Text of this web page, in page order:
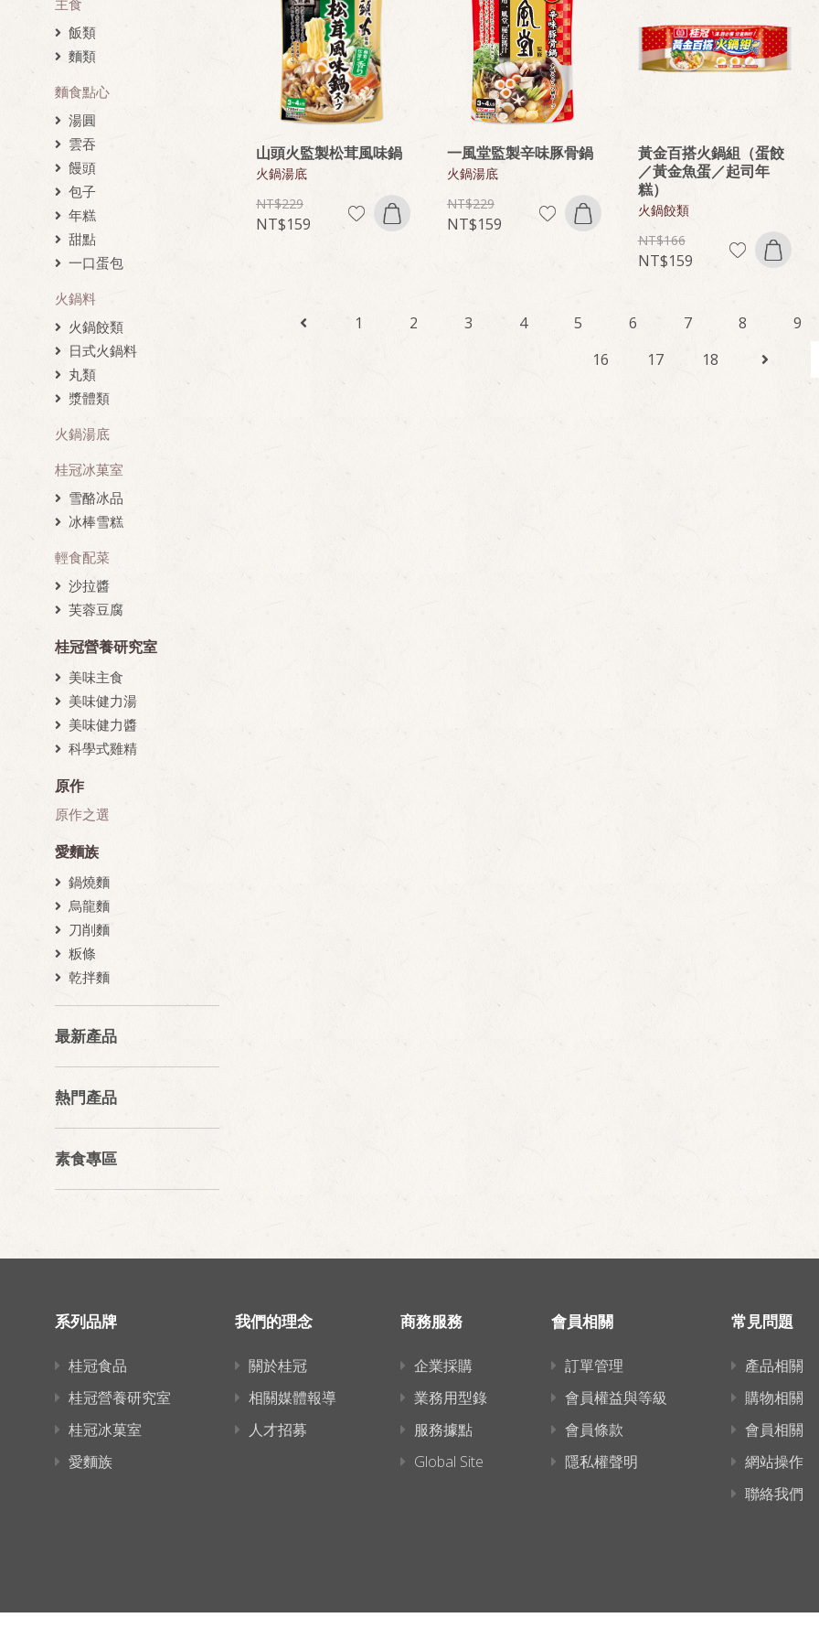
主食
飯類
麵類
麵食點心
湯圓
雲吞
饅頭
包子
年糕
甜點
一口蛋包
火鍋料
火鍋餃類
日式火鍋料
丸類
漿體類
火鍋湯底
桂冠冰菓室
雪酪冰品
冰棒雪糕
輕食配菜
沙拉醬
芙蓉豆腐
桂冠營養研究室
美味主食
美味健力湯
美味健力醬
科學式雞精
原作
原作之選
愛麵族
鍋燒麵
烏龍麵
刀削麵
粄條
乾拌麵
最新產品
熱門產品
素食專區
山頭火監製松茸風味鍋
火鍋湯底
229
159
一風堂監製辛味豚骨鍋
火鍋湯底
229
159
黃金百搭火鍋組（蛋餃
／黃金魚蛋／起司年
糕）
火鍋餃類
166
159
1 2 3 4 5 6 7 8
9
16
17 18
系列品牌
桂冠食品
桂冠營養研究室
桂冠冰菓室
愛麵族
我們的理念
關於桂冠
相關媒體報導
人才招募
商務服務
企業採購
業務用型錄
服務據點
Global Site
會員相關
訂單管理
會員權益與等級
會員條款
隱私權聲明
常見問題
產品相關
購物相關
會員相關
網站操作
聯絡我們